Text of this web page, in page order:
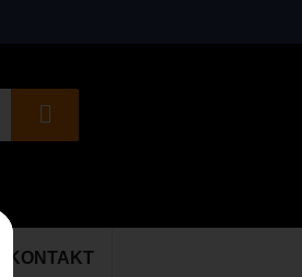
KONTAKT